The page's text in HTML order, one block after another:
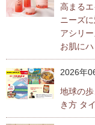
高まる
ニーズ
アシリ
お肌に
2026年
地球の
き方 タ